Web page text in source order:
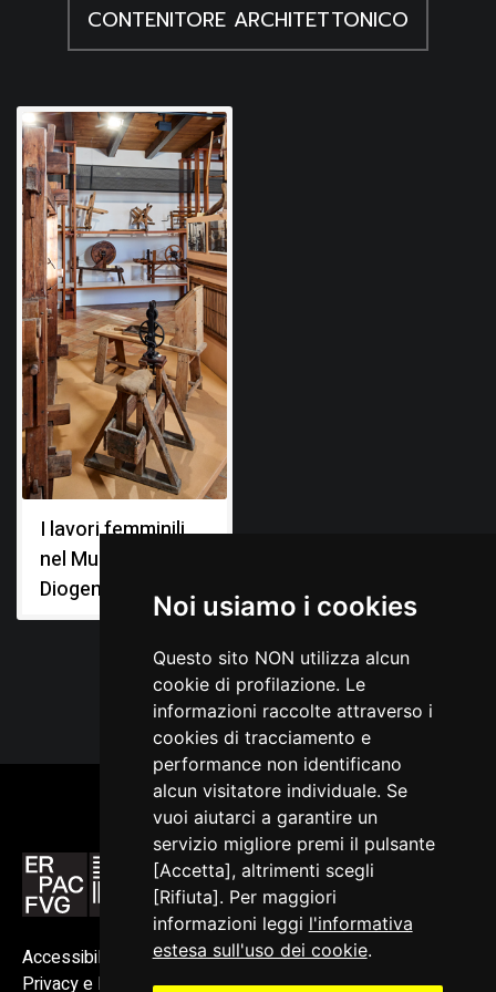
Noi usiamo i cookies
Questo sito NON utilizza alcun
cookie di profilazione. Le
informazioni raccolte attraverso i
cookies di tracciamento e
performance non identificano
alcun visitatore individuale. Se
vuoi aiutarci a garantire un
servizio migliore premi il pulsante
[Accetta], altrimenti scegli
[Rifiuta]. Per maggiori
informazioni leggi l'informativa
estesa sull'uso dei cookie.
CONTENITORE ARCHITETTONICO
I lavori femminili
nel Museo
Diogene Penzi
Accessibilità
Privacy e Note legali